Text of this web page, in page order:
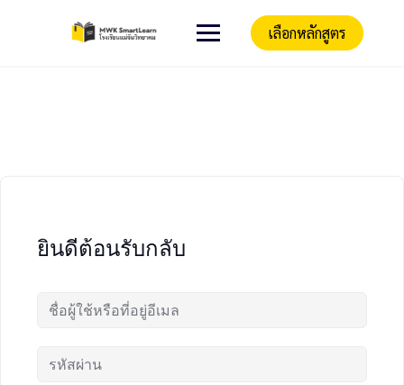
เลือกหลักสูตร
ยินดีต้อนรับกลับ